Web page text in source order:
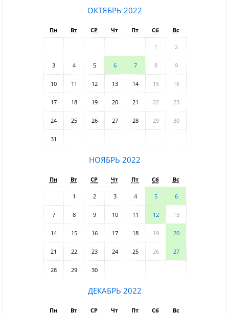
ОКТЯБРЬ 2022
Пн Вт СР Чт Пт Сб Вс
1 2
3 4 5 6 7 8 9
10 11 12 13 14 15 16
17 18 19 20 21 22 23
24 25 26 27 28 29 30
31
НОЯБРЬ 2022
Пн Вт СР Чт Пт Сб Вс
1 2 3 4 5 6
7 8 9 10 11 12 13
14 15 16 17 18 19 20
21 22 23 24 25 26 27
28 29 30
ДЕКАБРЬ 2022
Пн Вт СР Чт Пт Сб Вс